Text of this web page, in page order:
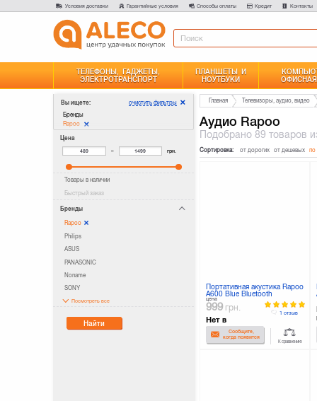
Условия доставки Гарантийные условия Способы оплаты Кредит Контакты
ТЕЛЕФОНЫ, ГАДЖЕТЫ,
ЭЛЕКТРОТРАНСПОРТ
ПЛАНШЕТЫ И
НОУТБУКИ
Вы ищете:
Бренды
Rapoo
очистить фильтры
Цена
– грн.
Товары в наличии
Быстрый заказ
Бренды
Rapoo
Philips
ASUS
PANASONIC
Noname
SONY
Посмотреть все
Найти
Главная Телевизоры, аудио, видео
Аудио Rapoo
Подобрано89 товаров
Сортировка: от дорогих от дешевых по
Портативная акустика Rapoo
A600 Blue Bluetooth
цена
999 грн.
Нет в
наличииСообщите,
когда появится
1 отзыв
К сравнению